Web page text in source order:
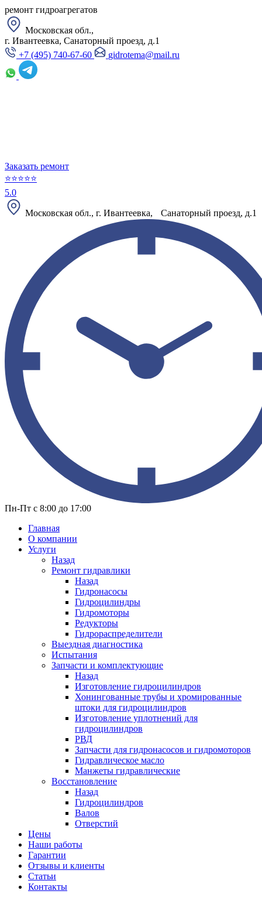
ремонт гидроагрегатов
Московская обл.,
г. Ивантеевка, Санаторный проезд, д.1
+7 (495) 740-67-60
gidrotema@mail.ru
Заказать ремонт
⭐⭐⭐⭐⭐
5.0
Московская обл., г. Ивантеевка, Санаторный проезд, д.1
Пн-Пт с 8:00 до 17:00
Главная
О компании
Услуги
Назад
Ремонт гидравлики
Назад
Гидронасосы
Гидроцилиндры
Гидромоторы
Редукторы
Гидрораспределители
Выездная диагностика
Испытания
Запчасти и комплектующие
Назад
Изготовление гидроцилиндров
Хонингованные трубы и хромированные
штоки для гидроцилиндров
Изготовление уплотнений для
гидроцилиндров
РВД
Запчасти для гидронасосов и гидромоторов
Гидравлическое масло
Манжеты гидравлические
Восстановление
Назад
Гидроцилиндров
Валов
Отверстий
Цены
Наши работы
Гарантии
Отзывы и клиенты
Статьи
Контакты